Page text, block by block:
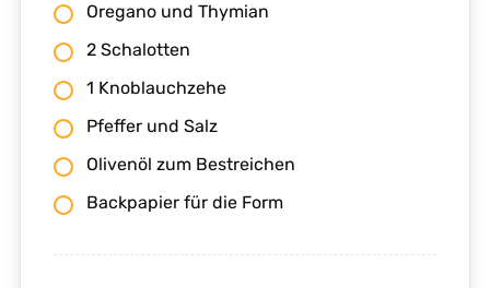
Oregano und Thymian
2 Schalotten
1 Knoblauchzehe
Pfeffer und Salz
Olivenöl zum Bestreichen
Backpapier für die Form